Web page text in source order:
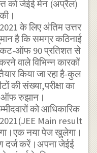
को जेईई मेन (अप्रैल)
के लिए अंतिम उत्तर
है कि समग्र कठिनाई
ऑफ 90 प्रतिशत से
वाले विभिन्न कारकों
किया जा रहा है-कुल
की संख्या,परीक्षा का
ऑफ रुझान।
को आधिकारिक
2021(JEE Main result
नया पेज खुलेगा।
दर्ज करें।अपना जेईई